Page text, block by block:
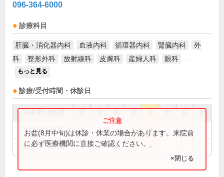
096-364-6000
診療科目
肝臓・消化器内科 血液内科 循環器内科 腎臓内科
外
科
整形外科 放射線科 皮膚科 産婦人科 眼科
もっと見る
診療/受付時間・休診日
祝
8:00～11:00 ● ● ● ● ●
12:30～15:30 ● ● ● ●
お盆(8月中旬)は休診・休業の場合があります。来院前
に必ず医療機関に直接ご確認ください。
×閉じる